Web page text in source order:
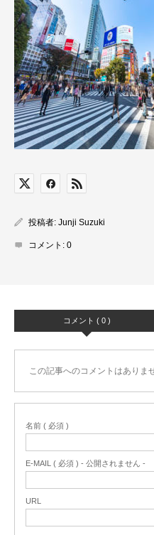
投稿者: Junji Suzuki
コメント: 0
コメント ( 0 )
この記事へのコメントはありま
名前 ( 必須 )
E-MAIL ( 必須 ) - 公開されません -
URL